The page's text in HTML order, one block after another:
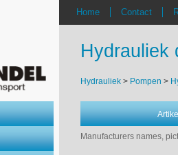
Home Contact
Hydrauliek
Hydrauliek > Pompen >
Manufacturers names,